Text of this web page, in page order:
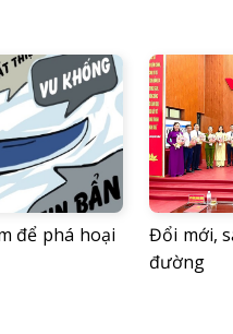
để phá hoại
Đổi mới,
đường